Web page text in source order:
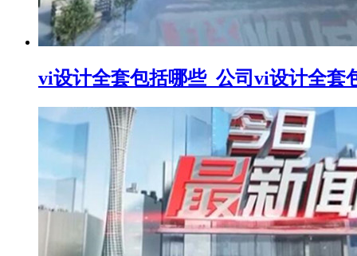
vi设计全套包括哪些_公司vi设计全套